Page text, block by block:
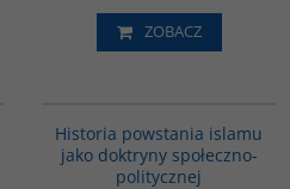
ZOBACZ
Historia powstania islamu
jako doktryny społeczno-
politycznej